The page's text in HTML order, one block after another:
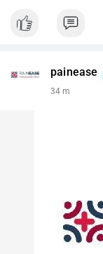
painease
34 m